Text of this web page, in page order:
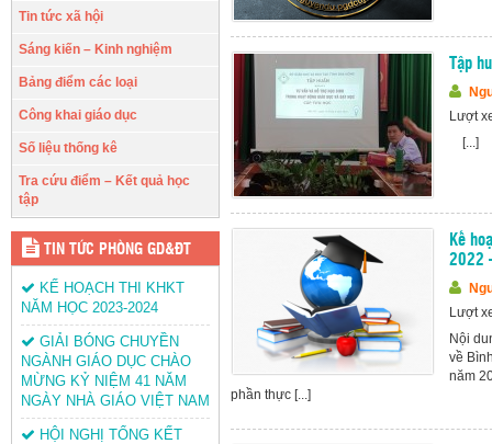
Tin tức xã hội
Sáng kiến – Kinh nghiệm
Bảng điểm các loại
Công khai giáo dục
Số liệu thống kê
Tra cứu điểm – Kết quả học
tập
TIN TỨC PHÒNG GD&ĐT
KẾ HOẠCH THI KHKT
NĂM HỌC 2023-2024
GIẢI BÓNG CHUYỀN
NGÀNH GIÁO DỤC CHÀO
MỪNG KỶ NIỆM 41 NĂM
NGÀY NHÀ GIÁO VIỆT NAM
HỘI NGHỊ TỔNG KẾT
Tập
Lượt
[...]
Kế
2022
Lượt
Nội
về
năm
phần thực [...]